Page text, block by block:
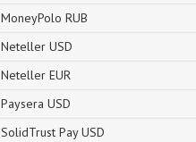
MoneyPolo RUB
Neteller USD
Neteller EUR
Paysera USD
SolidTrust Pay USD